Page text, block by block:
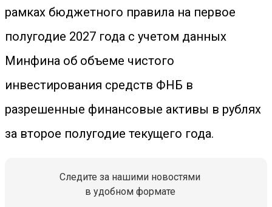
рамках бюджетного правила на первое
полугодие 2027 года с учетом данных
Минфина об объеме чистого
инвестирования средств ФНБ в
разрешенные финансовые активы в рублях
за второе полугодие текущего года.
Следите за нашими новостями
в удобном формате